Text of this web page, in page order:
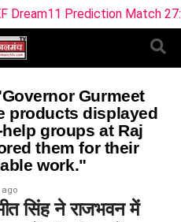
Prediction Match 27:
Gurmeet
products displayed
groups at Raj
them for their
work."
ago
सिंह ने राजभवन में